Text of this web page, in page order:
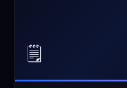
🗒️